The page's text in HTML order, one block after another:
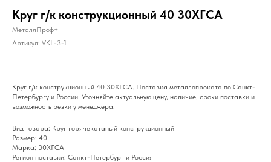
Круг г/к конструкционный 40 30ХГСА
МеталлПроф+
Артикул: VKL-3-1
Круг г/к конструкционный 40 30ХГСА. Поставка металлопроката по Санкт-
Петербургу и России. Уточняйте актуальную цену, наличие, сроки поставки и
возможность резки у менеджера.
Вид товара: Круг горячекатаный конструкционный
Размер: 40
Марка: 30ХГСА
Регион поставки: Санкт-Петербург и Россия